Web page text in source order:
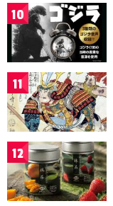
10
11
12